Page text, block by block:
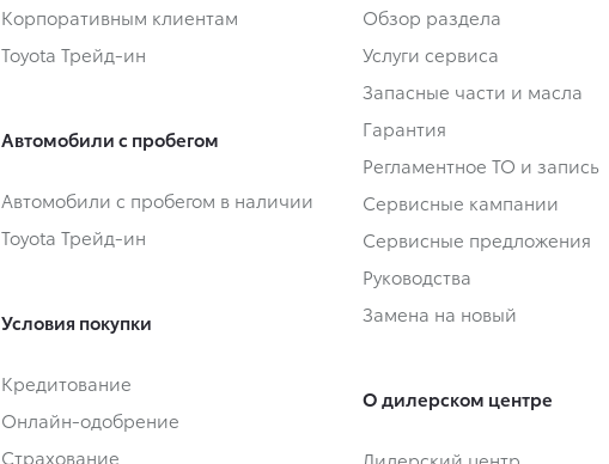
Корпоративным клиентам
Toyota Трейд-ин
Автомобили с пробегом
Автомобили с пробегом в наличии
Toyota Трейд-ин
Условия покупки
Кредитование
Онлайн-одобрение
Страхование
Обзор раздела
Услуги сервиса
Запасные части и масла
Гарантия
Регламентное ТО и запись
Сервисные кампании
Сервисные предложения
Руководства
Замена на новый
О дилерском центре